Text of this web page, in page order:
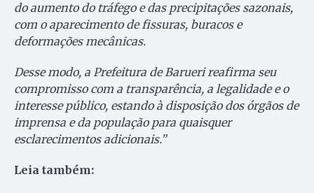
do aumento do tráfego e das precipitações sazonais,
com o aparecimento de fissuras, buracos e
deformações mecânicas.
Desse modo, a Prefeitura de Barueri reafirma seu
compromisso com a transparência, a legalidade e o
interesse público, estando à disposição dos órgãos de
imprensa e da população para quaisquer
esclarecimentos adicionais.”
Leia também: